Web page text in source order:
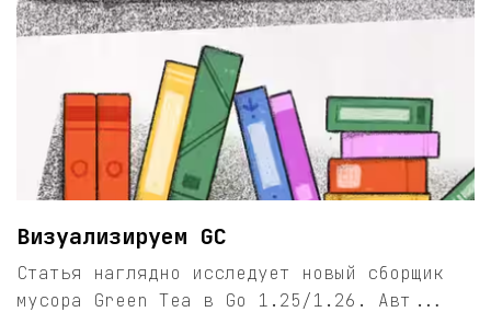
Визуализируем GC
Статья наглядно исследует новый сборщик
мусора Green Tea в Go 1.25/1.26. Авт...